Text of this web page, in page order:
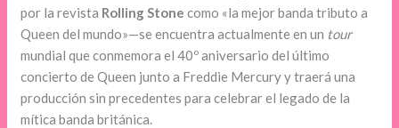
por la revista Rolling Stone como «la mejor banda tributo a
Queen del mundo»—se encuentra actualmente en un tour
mundial que conmemora el 40º aniversario del último
concierto de Queen junto a Freddie Mercury y traerá una
producción sin precedentes para celebrar el legado de la
mítica banda británica.